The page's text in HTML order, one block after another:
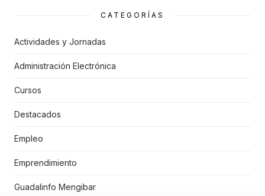
CATEGORÍAS
Actividades y Jornadas
Administración Electrónica
Cursos
Destacados
Empleo
Emprendimiento
Guadalinfo Mengibar